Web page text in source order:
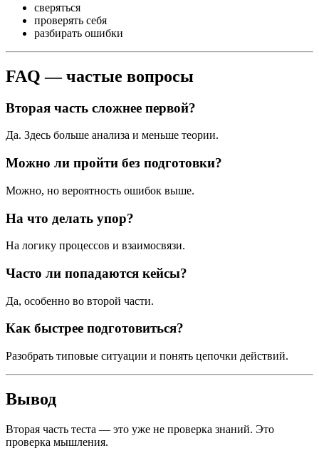
сверяться
проверять себя
разбирать ошибки
FAQ — частые вопросы
Вторая часть сложнее первой?
Да. Здесь больше анализа и меньше теории.
Можно ли пройти без подготовки?
Можно, но вероятность ошибок выше.
На что делать упор?
На логику процессов и взаимосвязи.
Часто ли попадаются кейсы?
Да, особенно во второй части.
Как быстрее подготовиться?
Разобрать типовые ситуации и понять цепочки действий.
Вывод
Вторая часть теста — это уже не проверка знаний. Это
проверка мышления.